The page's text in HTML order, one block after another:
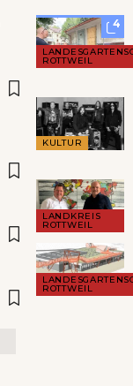
4
ROTTWEIL
KULTUR
LANDKREIS
ROTTWEIL
ROTTWEIL